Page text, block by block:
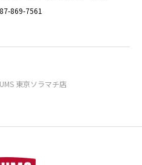
869-7561
東京ソラマチ店